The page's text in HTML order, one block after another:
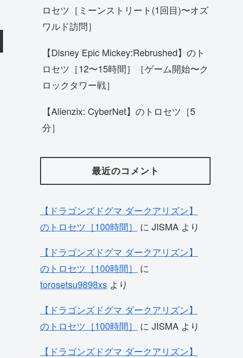
ロセツ［ミーンストリート(1回目)〜オズ
ワルド訪問］
【Disney Epic Mickey:Rebrushed】のト
ロセツ［12〜15時間］［ゲーム開始〜ク
ロックタワー戦］
【Alienzix: CyberNet】のトロセツ［5
分］
最近のコメント
【ドラゴンズドグマ ダークアリズン】
のトロセツ［100時間］
に JISMA より
【ドラゴンズドグマ ダークアリズン】
のトロセツ［100時間］
に
torosetsu9898xs より
【ドラゴンズドグマ ダークアリズン】
のトロセツ［100時間］
に JISMA より
【ドラゴンズドグマ ダークアリズン】